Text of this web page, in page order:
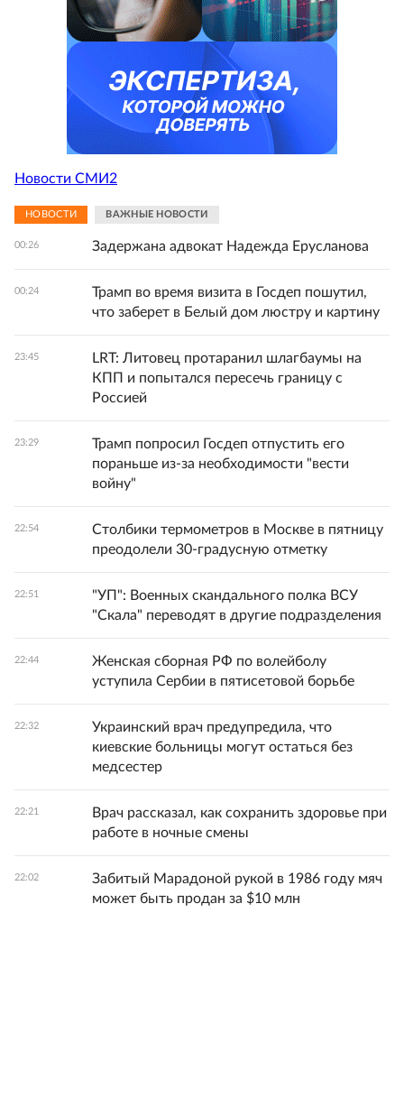
Новости СМИ2
НОВОСТИ ВАЖНЫЕ НОВОСТИ
00:26 Задержана адвокат Надежда Ерусланова
00:24
Трамп во время визита в Госдеп пошутил,
что заберет в Белый дом люстру и картину
23:45
LRT: Литовец протаранил шлагбаумы на
КПП и попытался пересечь границу с
Россией
23:29
Трамп попросил Госдеп отпустить его
пораньше из-за необходимости "вести
войну"
22:54
Столбики термометров в Москве в пятницу
преодолели 30-градусную отметку
22:51
"УП": Военных скандального полка ВСУ
"Скала" переводят в другие подразделения
22:44
Женская сборная РФ по волейболу
уступила Сербии в пятисетовой борьбе
22:32
Украинский врач предупредила, что
киевские больницы могут остаться без
медсестер
22:21
Врач рассказал, как сохранить здоровье при
работе в ночные смены
22:02
Забитый Марадоной рукой в 1986 году мяч
может быть продан за $10 млн